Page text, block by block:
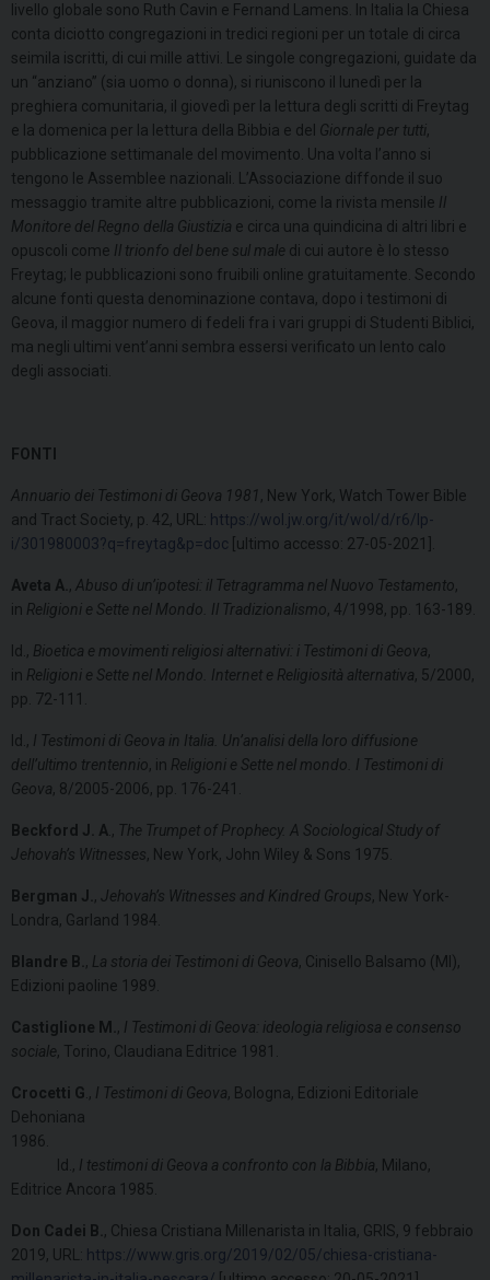
livello globale sono Ruth Cavin e Fernand Lamens. In Italia la Chiesa
conta diciotto congregazioni in tredici regioni per un totale di circa
seimila iscritti, di cui mille attivi. Le singole congregazioni, guidate da
un “anziano” (sia uomo o donna), si riuniscono il lunedì per la
preghiera comunitaria, il giovedì per la lettura degli scritti di Freytag
e la domenica per la lettura della Bibbia e del Giornale per tutti,
pubblicazione settimanale del movimento. Una volta l’anno si
tengono le Assemblee nazionali. L’Associazione diffonde il suo
messaggio tramite altre pubblicazioni, come la rivista mensile Il
Monitore del Regno della Giustizia e circa una quindicina di altri libri e
opuscoli come Il trionfo del bene sul male di cui autore è lo stesso
Freytag; le pubblicazioni sono fruibili online gratuitamente. Secondo
alcune fonti questa denominazione contava, dopo i testimoni di
Geova, il maggior numero di fedeli fra i vari gruppi di Studenti Biblici,
ma negli ultimi vent’anni sembra essersi verificato un lento calo
degli associati.
FONTI
Annuario dei Testimoni di Geova 1981 , New York, Watch Tower Bible
and Tract Society, p. 42, URL: https://wol.jw.org/it/wol/d/r6/lp-
i/301980003?q=freytag&p=doc [ultimo accesso: 27-05-2021].
Aveta A. , Abuso di un’ipotesi: il Tetragramma nel Nuovo Testamento,
in Religioni e Sette nel Mondo. Il Tradizionalismo, 4/1998, pp. 163-189.
Id., Bioetica e movimenti religiosi alternativi: i Testimoni di Geova,
in Religioni e Sette nel Mondo. Internet e Religiosità alternativa, 5/2000,
pp. 72-111.
Id., I Testimoni di Geova in Italia. Un’analisi della loro diffusione
dell’ultimo trentennio, in Religioni e Sette nel mondo. I Testimoni di
Geova, 8/2005-2006, pp. 176-241.
Beckford J. A., The Trumpet of Prophecy. A Sociological Study of
Jehovah’s Witnesses, New York, John Wiley & Sons 1975.
Bergman J. , Jehovah’s Witnesses and Kindred Groups, New York-
Londra, Garland 1984.
Blandre B. , La storia dei Testimoni di Geova, Cinisello Balsamo (MI),
Edizioni paoline 1989.
Castiglione M. , I Testimoni di Geova: ideologia religiosa e consenso
sociale, Torino, Claudiana Editrice 1981.
Crocetti G., I Testimoni di Geova, Bologna, Edizioni Editoriale
Dehoniana
1986.
Id., I testimoni di Geova a confronto con la Bibbia, Milano,
Editrice Ancora 1985.
Don Cadei B. , Chiesa Cristiana Millenarista in Italia, GRIS, 9 febbraio
2019, URL: https://www.gris.org/2019/02/05/chiesa-cristiana-